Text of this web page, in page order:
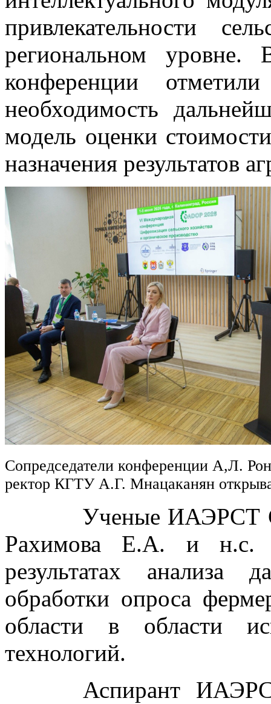
привлекательности
региональном уровне.
конференции отметили
необходимость
модель оценки
назначения результатов
Сопредседатели конференции А,Л.
ректор КГТУ А.Г. Мнацаканян
Ученые ИАЭРСТ
Рахимова Е.А. и н.с.
результатах
обработки опроса
области в области
технологий.
Аспирант ИАЭРСТ